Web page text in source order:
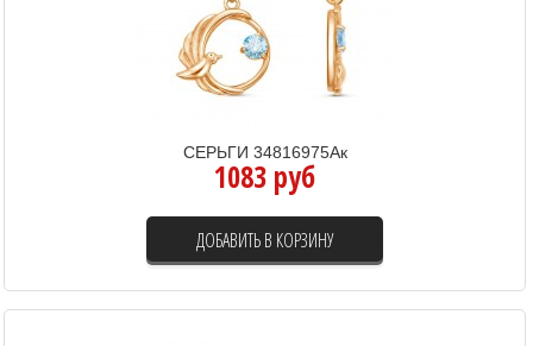
СЕРЬГИ 34816975Ак
1083 руб
ДОБАВИТЬ В КОРЗИНУ